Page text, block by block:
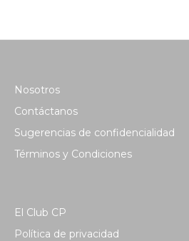
Nosotros
Contáctanos
Sugerencias de confidencialidad
Términos y Condiciones
El Club CP
Política de privacidad